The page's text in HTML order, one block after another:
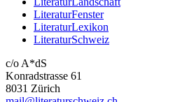
LiteraturFenster
LiteraturLexikon
LiteraturSchweiz
c/o A*dS
Konradstrasse 61
8031 Zürich